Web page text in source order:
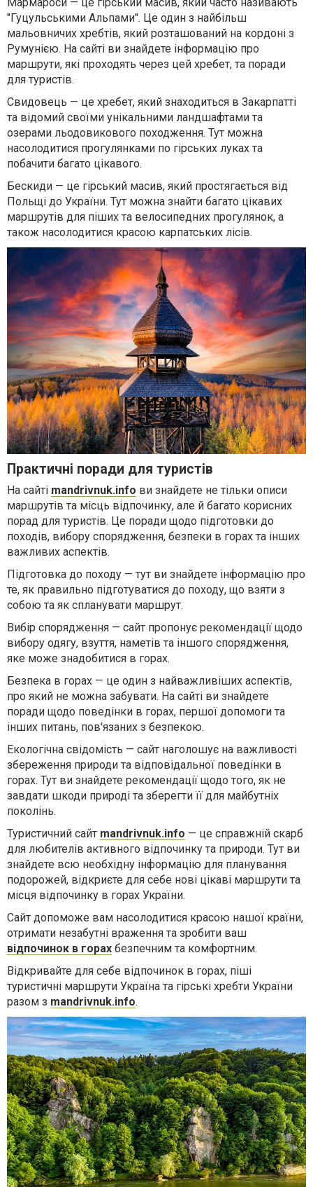
"Гуцульськими Альпами". Це один з найбільш
мальовничих хребтів, який розташований на кордоні з
Румунією. На сайті ви знайдете інформацію про
маршрути, які проходять через цей хребет, та поради
для туристів.
Свидовець — це хребет, який знаходиться в Закарпатті
та відомий своїми унікальними ландшафтами та
озерами льодовикового походження. Тут можна
насолодитися прогулянками по гірських луках та
побачити багато цікавого.
Бескиди — це гірський масив, який простягається від
Польщі до України. Тут можна знайти багато цікавих
маршрутів для піших та велосипедних прогулянок, а
також насолодитися красою карпатських лісів.
Практичні поради для туристів
На сайті mandrivnuk.info ви знайдете не тільки описи
маршрутів та місць відпочинку, але й багато корисних
порад для туристів. Це поради щодо підготовки до
походів, вибору спорядження, безпеки в горах та інших
важливих аспектів.
Підготовка до походу — тут ви знайдете інформацію про
те, як правильно підготуватися до походу, що взяти з
собою та як спланувати маршрут.
Вибір спорядження — сайт пропонує рекомендації щодо
вибору одягу, взуття, наметів та іншого спорядження,
яке може знадобитися в горах.
Безпека в горах — це один з найважливіших аспектів,
про який не можна забувати. На сайті ви знайдете
поради щодо поведінки в горах, першої допомоги та
інших питань, пов'язаних з безпекою.
Екологічна свідомість — сайт наголошує на важливості
збереження природи та відповідальної поведінки в
горах. Тут ви знайдете рекомендації щодо того, як не
завдати шкоди природі та зберегти її для майбутніх
поколінь.
Туристичний сайт mandrivnuk.info — це справжній скарб
для любителів активного відпочинку та природи. Тут ви
знайдете всю необхідну інформацію для планування
подорожей, відкриєте для себе нові цікаві маршрути та
місця відпочинку в горах України.
Сайт допоможе вам насолодитися красою нашої країни,
отримати незабутні враження та зробити ваш
відпочинок в горах безпечним та комфортним.
Відкривайте для себе відпочинок в горах, піші
туристичні маршрути Україна та гірські хребти України
разом з mandrivnuk.info.